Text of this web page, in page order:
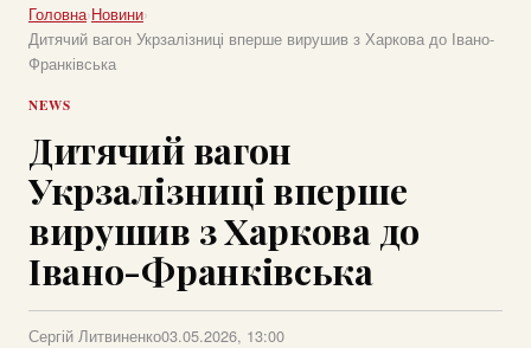
Головна›Новини›
Дитячий вагон Укрзалізниці вперше вирушив з Харкова до Івано-
Франківська
NEWS
Дитячий вагон
Укрзалізниці вперше
вирушив з Харкова до
Івано-Франківська
Сергій Литвиненко03.05.2026, 13:00